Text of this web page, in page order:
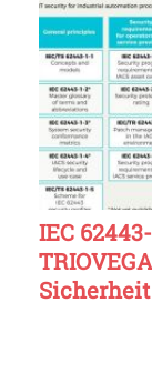
IEC
Sicherheit